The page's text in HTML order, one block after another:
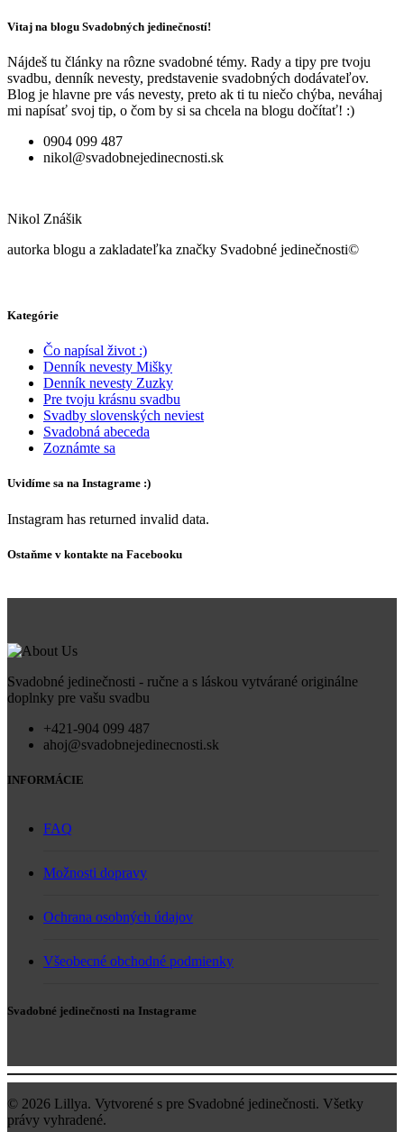
Vitaj na blogu Svadobných jedinečností!
Nájdeš tu články na rôzne svadobné témy. Rady a tipy pre tvoju
svadbu, denník nevesty, predstavenie svadobných dodávateľov.
Blog je hlavne pre vás nevesty, preto ak ti tu niečo chýba, neváhaj
mi napísať svoj tip, o čom by si sa chcela na blogu dočítať! :)
0904 099 487
nikol@svadobnejedinecnosti.sk
Nikol Znášik
autorka blogu a zakladateľka značky Svadobné jedinečnosti©
Kategórie
Čo napísal život :)
Denník nevesty Mišky
Denník nevesty Zuzky
Pre tvoju krásnu svadbu
Svadby slovenských neviest
Svadobná abeceda
Zoznámte sa
Uvidíme sa na Instagrame :)
Instagram has returned invalid data.
Ostaňme v kontakte na Facebooku
Svadobné jedinečnosti - ručne a s láskou vytvárané originálne
doplnky pre vašu svadbu
+421-904 099 487
ahoj@svadobnejedinecnosti.sk
INFORMÁCIE
FAQ
Možnosti dopravy
Ochrana osobných údajov
Všeobecné obchodné podmienky
Svadobné jedinečnosti na Instagrame
© 2026 Lillya. Vytvorené s pre Svadobné jedinečnosti. Všetky
právy vyhradené.